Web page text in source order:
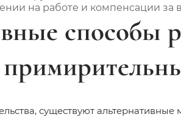
на работе и компенсации
способы
существуют